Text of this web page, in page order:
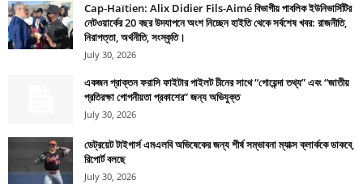
Cap-Haïtien: Alix Didier Fils-Aimé বিভাগীয় পাবলিক ইউনিভার্সিটির
নেটওয়ার্কের 20 বছর উদযাপনে অংশ নিচ্ছেন হাইতি থেকে সর্বশেষ খবর: রাজনীতি,
নিরাপত্তা, অর্থনীতি, সংস্কৃতি।
July 30, 2026
একজন প্রাক্তন ফরাসি ফাইটার পাইলট চীনের সাথে “গোয়েন্দা তথ্য” এবং “জাতীয়
প্রতিরক্ষা গোপনীয়তা প্রকাশের” জন্য অভিযুক্ত
July 30, 2026
ডেট্রয়েট টাইগার্স এমএলবি অভিষেকের জন্য শীর্ষ সম্ভাবনা ম্যাক্স ক্লার্ককে ডাকবে,
রিপোর্ট বলছে
July 30, 2026